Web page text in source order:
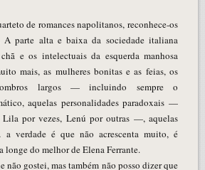
de romances napolitanos, reconhece-os
A parte alta e baixa da sociedade italiana
e os intelectuais da esquerda manhosa
mais, as mulheres bonitas e as feias, os
largos — incluindo sempre o
aquelas personalidades paradoxais —
Lila por vezes, Lenú por outras —, aquelas
verdade é que não acrescenta muito, é
do melhor de Elena Ferrante.
não gostei, mas também não posso dizer que